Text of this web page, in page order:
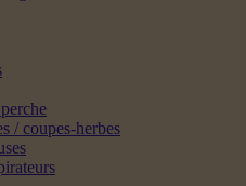
/ coupes-herbes